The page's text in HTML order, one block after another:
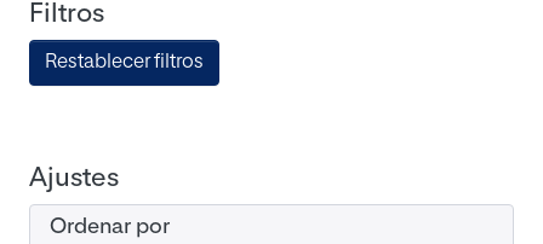
Filtros
Restablecer filtros
Ajustes
Ordenar por